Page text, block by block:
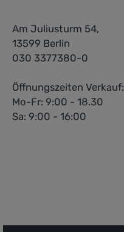
Am Juliusturm 54,
13599 Berlin
030 3377380-0
Öffnungszeiten Verkauf:
Mo-Fr: 9:00 - 18.30
Sa: 9:00 - 16:00